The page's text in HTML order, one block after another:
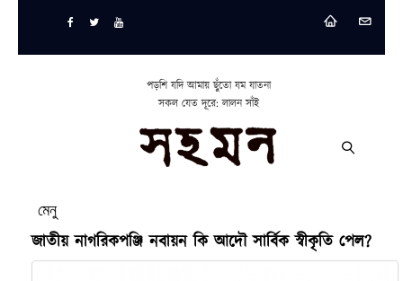
পড়শি যদি আমায় ছুঁতো যম যাতনা
সকল যেত দূরে: লালন সাঁই
মেনু
জাতীয় নাগরিকপঞ্জি নবায়ন কি আদৌ সার্বিক স্বীকৃতি পেল?